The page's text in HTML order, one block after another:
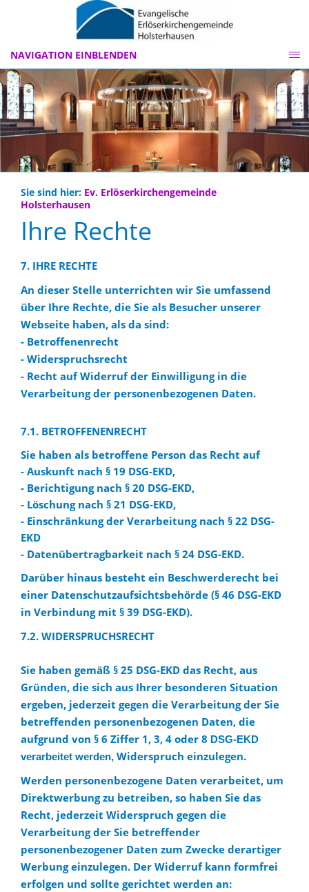
NAVIGATION EINBLENDEN
Sie sind hier: Ev. Erlöserkirchengemeinde
Holsterhausen
Ihre Rechte
7. IHRE RECHTE
An dieser Stelle unterrichten wir Sie umfassend
über Ihre Rechte, die Sie als Besucher unserer
Webseite haben, als da sind:
- Betroffenenrecht
- Widerspruchsrecht
- Recht auf Widerruf der Einwilligung in die
Verarbeitung der personenbezogenen Daten.
7.1. BETROFFENENRECHT
Sie haben als betroffene Person das Recht auf
- Auskunft nach § 19 DSG-EKD,
- Berichtigung nach § 20 DSG-EKD,
- Löschung nach § 21 DSG-EKD,
- Einschränkung der Verarbeitung nach § 22 DSG-
EKD
- Datenübertragbarkeit nach § 24 DSG-EKD.
Darüber hinaus besteht ein Beschwerderecht bei
einer Datenschutzaufsichtsbehörde (§ 46 DSG-EKD
in Verbindung mit § 39 DSG-EKD).
7.2. WIDERSPRUCHSRECHT
Sie haben gemäß § 25 DSG-EKD das Recht, aus
Gründen, die sich aus Ihrer besonderen Situation
ergeben, jederzeit gegen die Verarbeitung der Sie
betreffenden personenbezogenen Daten, die
aufgrund von § 6 Ziffer 1, 3, 4 oder 8 DSG-EKD
verarbeitet werden, Widerspruch einzulegen.
Werden personenbezogene Daten verarbeitet, um
Direktwerbung zu betreiben, so haben Sie das
Recht, jederzeit Widerspruch gegen die
Verarbeitung der Sie betreffender
personenbezogener Daten zum Zwecke derartiger
Werbung einzulegen. Der Widerruf kann formfrei
erfolgen und sollte gerichtet werden an: